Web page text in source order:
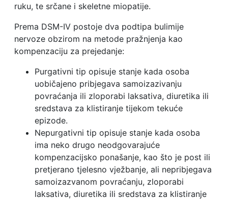
ruku, te srčane i skeletne miopatije.
Prema DSM-IV postoje dva podtipa bulimije
nervoze obzirom na metode pražnjenja kao
kompenzaciju za prejedanje:
Purgativni tip opisuje stanje kada osoba
uobičajeno pribjegava samoizazivanju
povraćanja ili zloporabi laksativa, diuretika ili
sredstava za klistiranje tijekom tekuće
epizode.
Nepurgativni tip opisuje stanje kada osoba
ima neko drugo neodgovarajuće
kompenzacijsko ponašanje, kao što je post ili
pretjerano tjelesno vježbanje, ali nepribjegava
samoizazvanom povraćanju, zloporabi
laksativa, diuretika ili sredstava za klistiranje